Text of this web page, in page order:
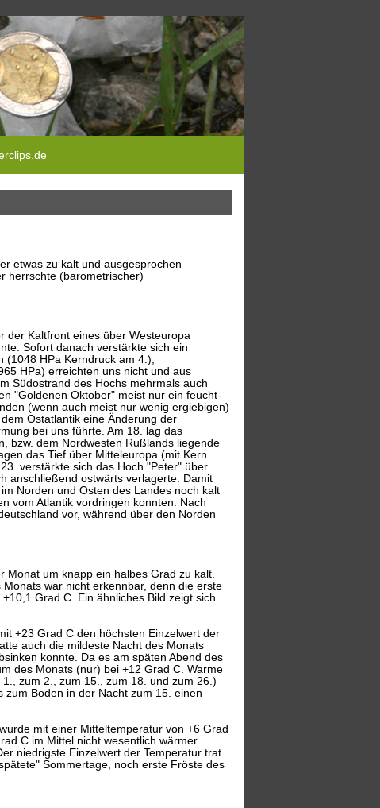
etwas zu kalt und ausgesprochen
herrschte (barometrischer)
der Kaltfront eines über Westeuropa
Sofort danach verstärkte sich ein
(1048 HPa Kerndruck am 4.),
HPa) erreichten uns nicht und aus
Südostrand des Hochs mehrmals auch
"Goldenen Oktober" meist nur ein feucht-
(wenn auch meist nur wenig ergiebigen)
Ostatlantik eine Änderung der
bei uns führte. Am 18. lag das
bzw. dem Nordwesten Rußlands liegende
das Tief über Mitteleuropa (mit Kern
verstärkte sich das Hoch "Peter" über
anschließend ostwärts verlagerte. Damit
Norden und Osten des Landes noch kalt
vom Atlantik vordringen konnten. Nach
vor, während über den Norden
Monat um knapp ein halbes Grad zu kalt.
war nicht erkennbar, denn die erste
Grad C. Ein ähnliches Bild zeigt sich
+23 Grad C den höchsten Einzelwert der
auch die mildeste Nacht des Monats
konnte. Da es am späten Abend des
des Monats (nur) bei +12 Grad C. Warme
zum 2., zum 15., zum 18. und zum 26.)
Boden in der Nacht zum 15. einen
mit einer Mitteltemperatur von +6 Grad
C im Mittel nicht wesentlich wärmer.
niedrigste Einzelwert der Temperatur trat
Sommertage, noch erste Fröste des